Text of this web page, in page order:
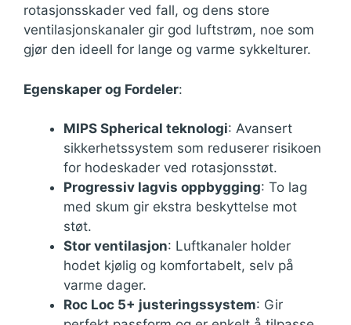
rotasjonsskader ved fall, og dens store
ventilasjonskanaler gir god luftstrøm, noe som
gjør den ideell for lange og varme sykkelturer.
Egenskaper og Fordeler:
MIPS Spherical teknologi: Avansert
sikkerhetssystem som reduserer risikoen
for hodeskader ved rotasjonsstøt.
Progressiv lagvis oppbygging: To lag
med skum gir ekstra beskyttelse mot
støt.
Stor ventilasjon: Luftkanaler holder
hodet kjølig og komfortabelt, selv på
varme dager.
Roc Loc 5+ justeringssystem: Gir